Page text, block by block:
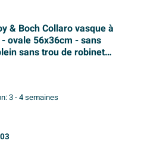
& Boch Collaro vasque à
ovale 56x36cm - sans
sans trou de robinet
3 - 4 semaines
03